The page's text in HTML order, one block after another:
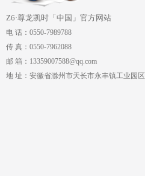
Z6·尊龙凯时「中国」官方网站
电 话：0550-7989788
传 真：0550-7962088
邮 箱：13359007588@qq.com
地 址：安徽省滁州市天长市永丰镇工业园区